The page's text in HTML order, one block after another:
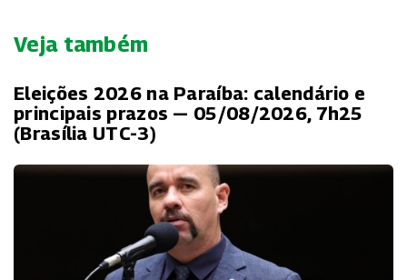
Veja também
Eleições 2026 na Paraíba: calendário e
principais prazos — 05/08/2026, 7h25
(Brasília UTC-3)